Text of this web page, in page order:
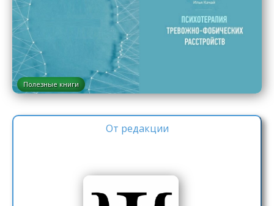
Полезные книги
От редакции